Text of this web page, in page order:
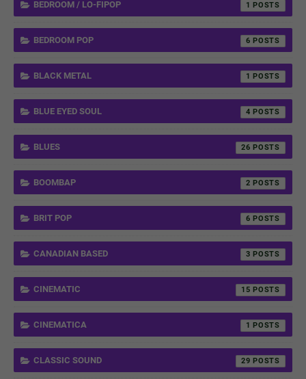
BEDROOM / LO-FIPOP 1
BEDROOM POP 6
BLACK METAL 1
BLUE EYED SOUL 4
BLUES 26
BOOMBAP 2
BRIT POP 6
CANADIAN BASED 3
CINEMATIC 15
CINEMATICA 1
CLASSIC SOUND 29